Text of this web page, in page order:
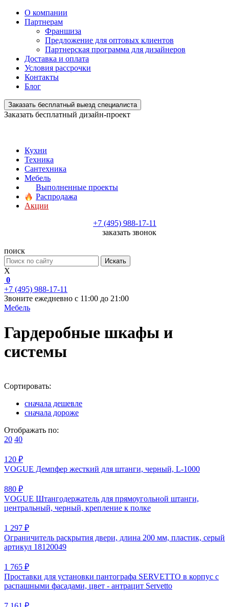
О компании
Партнерам
Франшиза
Предложение для оптовых клиентов
Партнерская программа для дизайнеров
Доставка и оплата
Условия рассрочки
Контакты
Блог
Заказать бесплатный выезд специалиста
Заказать бесплатный дизайн-проект
Кухни
Техника
Сантехника
Мебель
Выполненные проекты
Распродажа
Акции
+7 (495) 988-17-11
заказать звонок
поиск
Искать
X
0
+7 (495) 988-17-11
Звоните ежедневно с 11:00 до 21:00
Мебель
Гардеробные шкафы и
системы
Сортировать:
сначала дешевле
сначала дороже
Отображать по:
20 40
120 ₽
VOGUE Демпфер жесткий для штанги, черный, L-1000
880 ₽
VOGUE Штангодержатель для прямоугольной штанги,
центральный, черный, крепление к полке
1 297 ₽
Ограничитель раскрытия двери, длина 200 мм, пластик, серый
артикул 18120049
1 765 ₽
Проставки для установки пантографа SERVETTO в корпус с
распашными фасадами, цвет - антрацит Servetto